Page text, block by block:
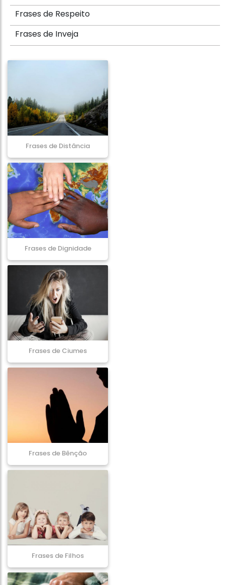
Frases de Respeito
Frases de Inveja
Frases de Distância
Frases de Dignidade
Frases de Ciumes
Frases de Bênção
Frases de Filhos